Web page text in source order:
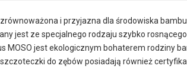
i przyjazna dla środowiska
jest ze specjalnego rodzaju szybko
MOSO jest ekologicznym bohaterem rodziny
do zębów posiadają również